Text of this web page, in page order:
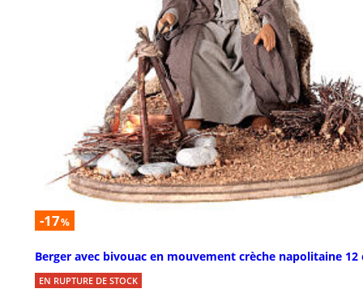
-17%
Berger avec bivouac en mouvement crèche napolitaine 12
EN RUPTURE DE STOCK